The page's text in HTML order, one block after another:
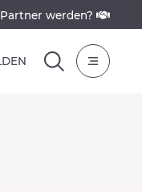
werden?